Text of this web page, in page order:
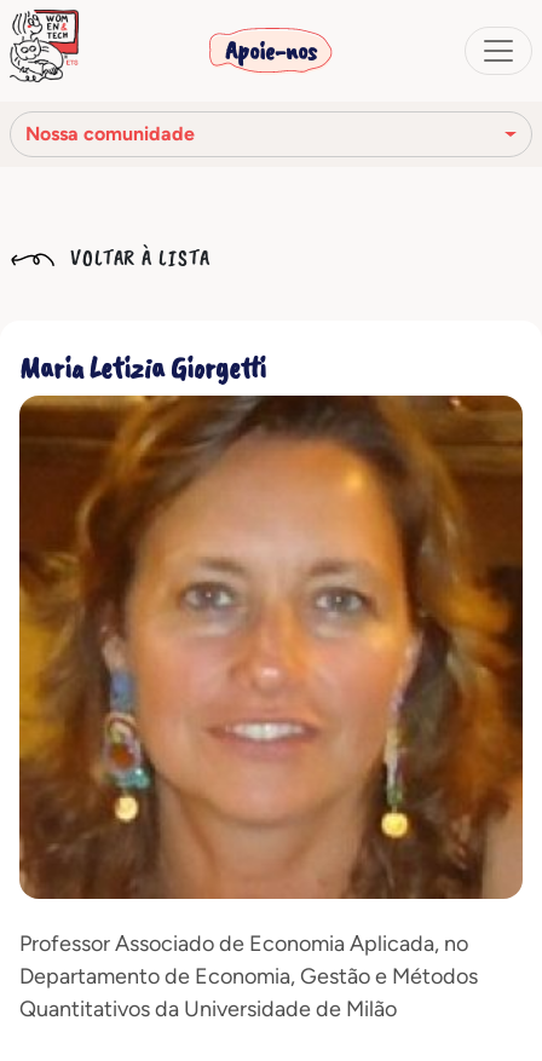
Apoie-nos
Nossa comunidade
Código de Ética
Nossa rede
VOLTAR À LISTA
Maria Letizia Giorgetti
Professor Associado de Economia Aplicada, no
Departamento de Economia, Gestão e Métodos
Quantitativos da Universidade de Milão